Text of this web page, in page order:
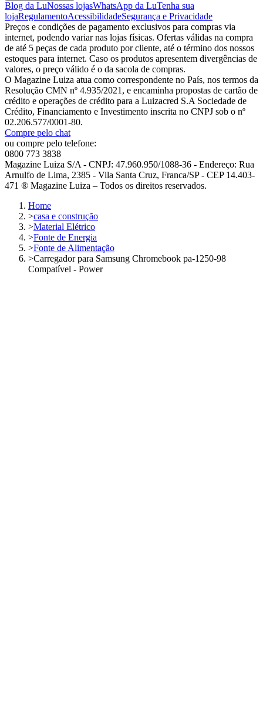
Blog da LuNossas lojasWhatsApp da LuTenha sua
lojaRegulamentoAcessibilidadeSegurança e Privacidade
Preços e condições de pagamento exclusivos para compras via
internet, podendo variar nas lojas físicas. Ofertas válidas na compra
de até 5 peças de cada produto por cliente, até o término dos nossos
estoques para internet. Caso os produtos apresentem divergências de
valores, o preço válido é o da sacola de compras.
O Magazine Luiza atua como correspondente no País, nos termos da
Resolução CMN nº 4.935/2021, e encaminha propostas de cartão de
crédito e operações de crédito para a Luizacred S.A Sociedade de
Crédito, Financiamento e Investimento inscrita no CNPJ sob o nº
02.206.577/0001-80.
Compre pelo chat
ou compre pelo telefone:
0800 773 3838
Magazine Luiza S/A - CNPJ: 47.960.950/1088-36 - Endereço: Rua
Arnulfo de Lima, 2385 - Vila Santa Cruz, Franca/SP - CEP 14.403-
471 ® Magazine Luiza – Todos os direitos reservados.
Home
>casa e construção
>Material Elétrico
>Fonte de Energia
>Fonte de Alimentação
>Carregador para Samsung Chromebook pa-1250-98
Compatível - Power